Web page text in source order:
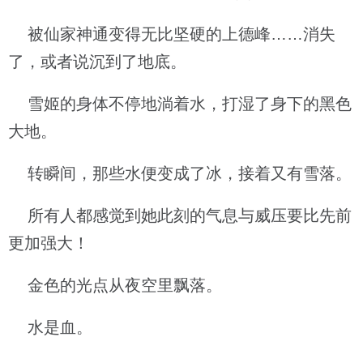
被仙家神通变得无比坚硬的上德峰……消失
了，或者说沉到了地底。
雪姬的身体不停地淌着水，打湿了身下的黑色
大地。
转瞬间，那些水便变成了冰，接着又有雪落。
所有人都感觉到她此刻的气息与威压要比先前
更加强大！
金色的光点从夜空里飘落。
水是血。